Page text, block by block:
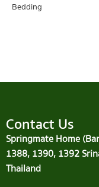
Bedding
Contact Us
Springmate Home
1388, 1390, 1392
Thailand